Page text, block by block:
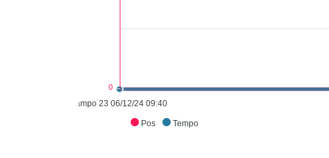
Pos Tempo
campo 23 06/12/24 09:40
0